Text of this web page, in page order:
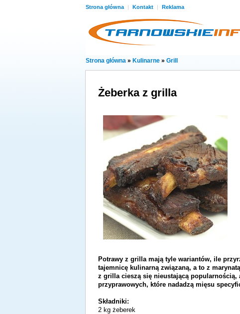
Strona główna | Kontakt | Reklama
Strona główna » Kulinarne » Grill
Żeberka z grilla
Potrawy z grilla mają tyle wariantów, ile
tajemnicę kulinarną związaną, a to z
z grilla cieszą się nieustającą
przyprawowych, które nadadzą mięsu
Składniki:
2 kg żeberek